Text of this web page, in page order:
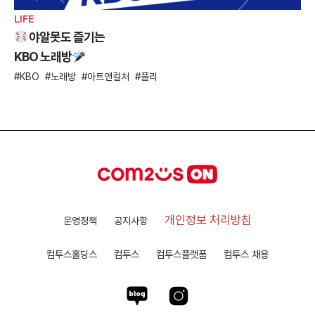
LIFE
야알못도 즐기는
KBO 노래방
KBO 노래방 아트앤컬처 플리
운영정책 공지사항 개인정보 처리방침
컴투스홀딩스 컴투스 컴투스플랫폼 컴투스 채용